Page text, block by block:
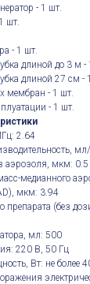
- 1 шт.
шт.
- 1 шт.
длиной до 3 м -
длиной 27 см -
- 1 шт.
- 1 шт.
2.64
мкм: 0.5
медианного
мкм: 3.94
(без
мл: 500
220 В, 50 Гц
Вт: не более